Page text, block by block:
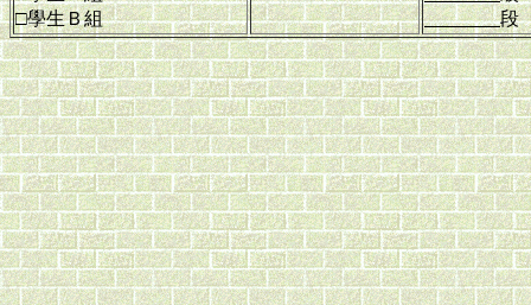
□學生Ｂ組
段